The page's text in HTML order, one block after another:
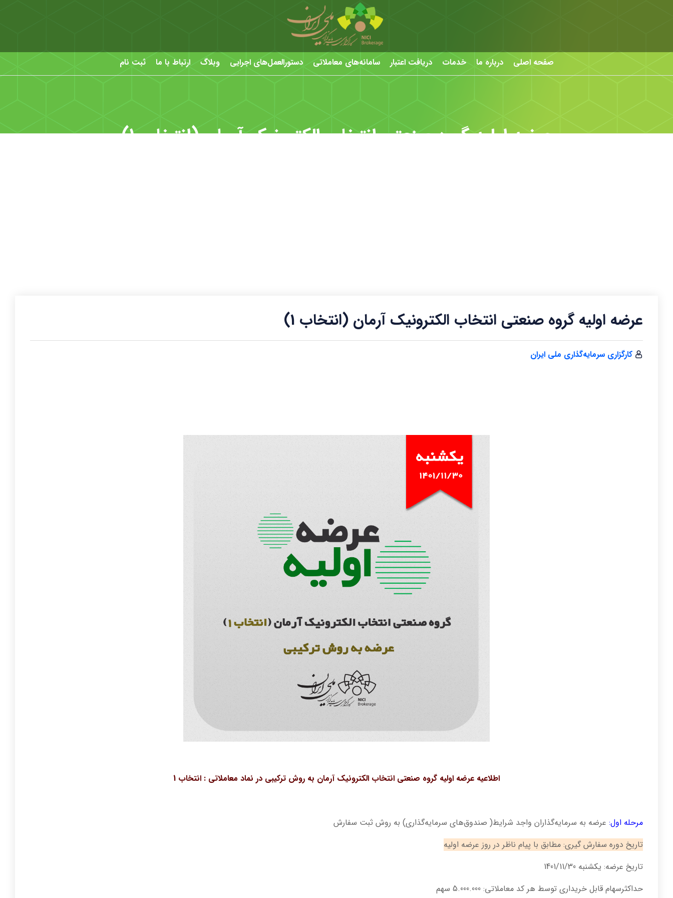
صفحه اصلی درباره ما خدمات دریافت اعتبار سامانه‌های معاملاتی دستورالعمل‌های اجرایی وبلاگ ارتباط با ما ثبت نام
عرضه اولیه گروه صنعتی انتخاب الکترونیک آرمان (انتخاب 1)
عرضه اولیه گروه صنعتی انتخاب الکترونیک آرمان (انتخاب 1)
کارگزاری سرمایه‌گذاری ملی ایران
اطلاعیه عرضه اولیه گروه صنعتی انتخاب الکترونیک آرمان به روش ترکیبی در نماد معاملاتی : انتخاب 1
مرحله اول: عرضه به سرمایه‌گذاران واجد شرایط( صندوق‌های سرمایه‌گذاری) به روش ثبت سفارش
تاریخ دوره سفارش گیری: مطابق با پیام ناظر در روز عرضه اولیه
تاریخ عرضه: یکشنبه 1401/11/30
حداکثرسهام قابل خریداری توسط هر کد معاملاتی: 5.000.000 سهم